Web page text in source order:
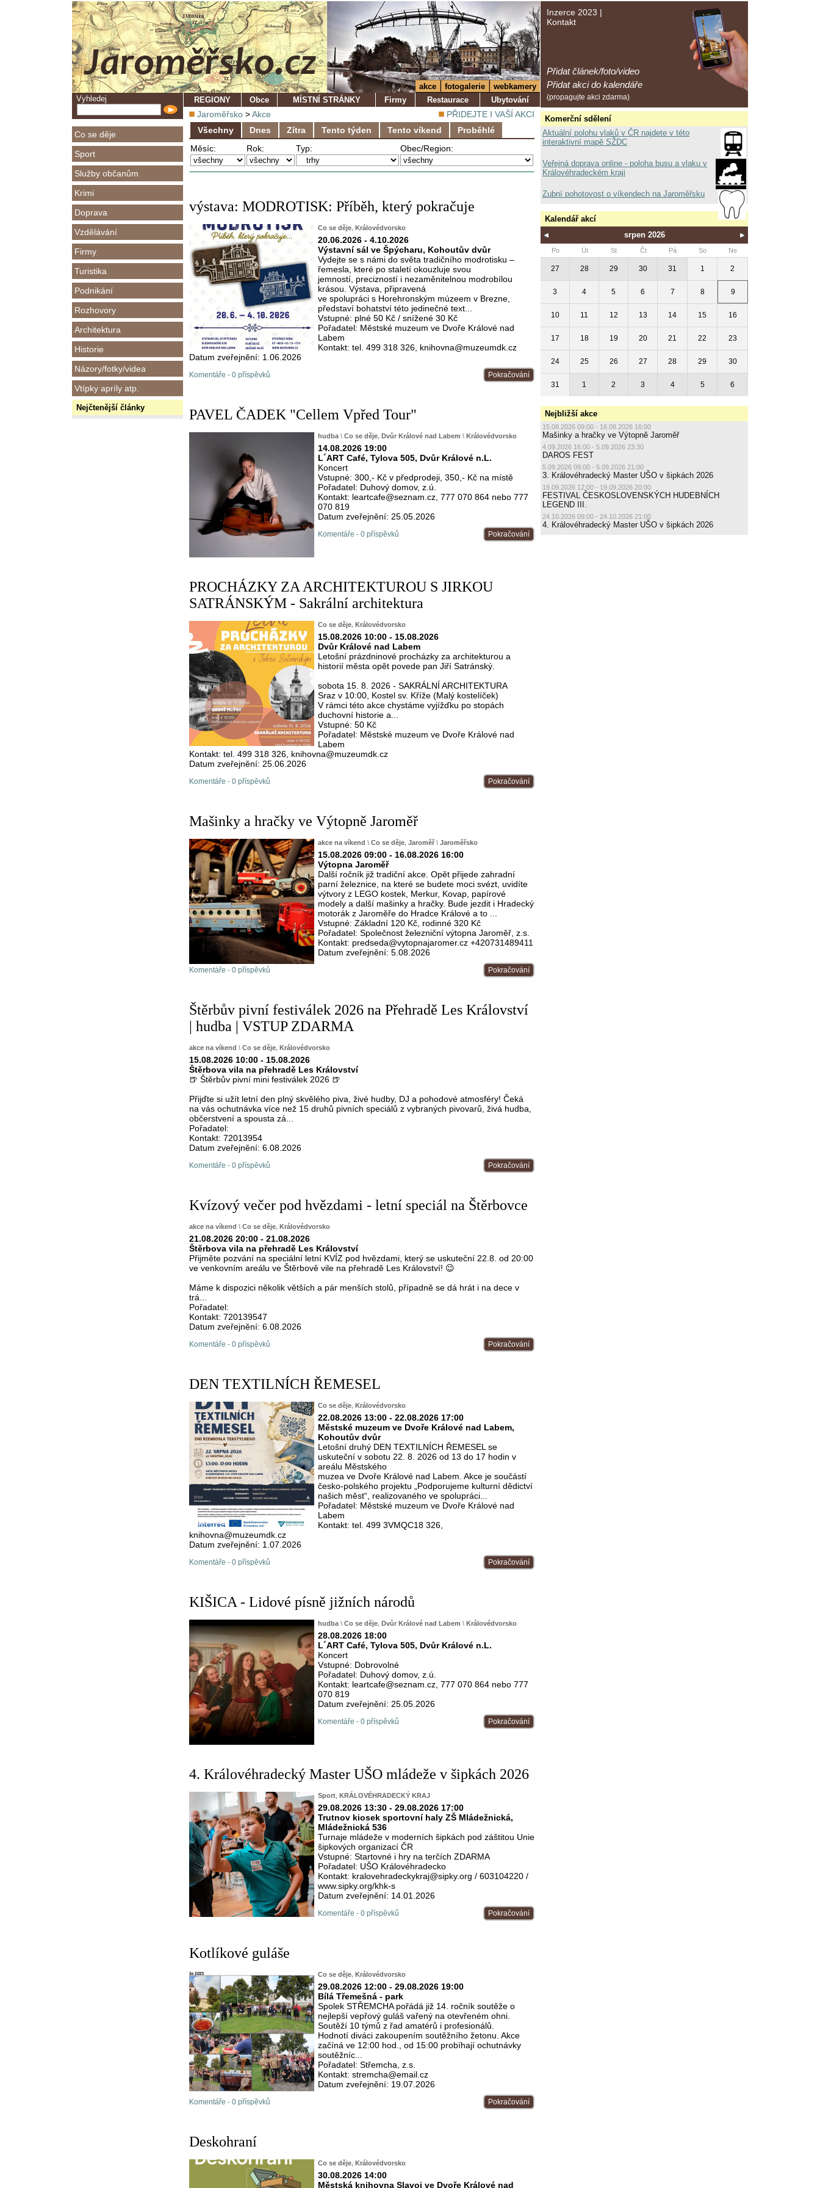
Vyhledej
Co se děje
Sport
Služby občanům
Krimi
Doprava
Vzdělávání
Firmy
Turistika
Podnikání
Rozhovory
Architektura
Historie
Názory/fotky/videa
Vtípky apríly atp.
Nejčtenější články
Inzerce 2023 |
Kontakt
Přidat článek/foto/video
Přidat akci do kalendáře
(propagujte akci zdarma)
akce fotogalerie
webkamery
REGIONY
Obce MÍSTNÍ STRÁNKY Firmy Restaurace Ubytování
Jaroměřsko >Akce
PŘIDEJTE I VAŠÍ AKCI
Všechny
Dnes Zítra Tento týden Tento víkend
Proběhlé
Měsíc:
Rok: Typ: Obec/Region:
výstava: MODROTISK: Příběh, který pokračuje
Co se děje, Královédvorsko
20.06.2026 - 4.10.2026
Výstavní sál ve Špýcharu, Kohoutův dvůr
Vydejte se s námi do světa tradičního modrotisku –
řemesla, které po staletí okouzluje svou
jemností, precizností i nezaměnitelnou modrobílou
krásou. Výstava, připravená
ve spolupráci s Horehronským múzeem v Brezne,
představí bohatství této jedinečné text...
Vstupné: plné 50 Kč / snížené 30 Kč
Pořadatel: Městské muzeum ve Dvoře Králové nad
Labem
Kontakt: tel. 499 318 326, knihovna@muzeumdk.cz
Datum zveřejnění: 1.06.2026
Pokračování
Komentáře - 0 příspěvků
PAVEL ČADEK "Cellem Vpřed Tour"
hudba \ Co se děje, Dvůr Králové nad Labem \ Královédvorsko
14.08.2026 19:00
L´ART Café, Tylova 505, Dvůr Králové n.L.
Koncert
Vstupné: 300,- Kč v předprodeji, 350,- Kč na místě
Pořadatel: Duhový domov, z.ú.
Kontakt: leartcafe@seznam.cz, 777 070 864 nebo 777
070 819
Datum zveřejnění: 25.05.2026
Pokračování
Komentáře - 0 příspěvků
PROCHÁZKY ZA ARCHITEKTUROU S JIRKOU
SATRÁNSKÝM - Sakrální architektura
Co se děje, Královédvorsko
15.08.2026 10:00 - 15.08.2026
Dvůr Králové nad Labem
Letošní prázdninové procházky za architekturou a
historií města opět povede pan Jiří Satránský.
sobota 15. 8. 2026 - SAKRÁLNÍ ARCHITEKTURA
Sraz v 10:00, Kostel sv. Kříže (Malý kostelíček)
V rámci této akce chystáme vyjížďku po stopách
duchovní historie a...
Vstupné: 50 Kč
Pořadatel: Městské muzeum ve Dvoře Králové nad
Labem
Kontakt: tel. 499 318 326, knihovna@muzeumdk.cz
Datum zveřejnění: 25.06.2026
Pokračování
Komentáře - 0 příspěvků
Mašinky a hračky ve Výtopně Jaroměř
akce na víkend \ Co se děje, Jaroměř \ Jaroměřsko
15.08.2026 09:00 - 16.08.2026 16:00
Výtopna Jaroměř
Další ročník již tradiční akce. Opět přijede zahradní
parní železnice, na které se budete moci svézt, uvidíte
výtvory z LEGO kostek, Merkur, Kovap, papírové
modely a další mašinky a hračky. Bude jezdit i Hradecký
motorák z Jaroměře do Hradce Králové a to ...
Vstupné: Základní 120 Kč, rodinné 320 Kč
Pořadatel: Společnost železniční výtopna Jaroměř, z.s.
Kontakt: predseda@vytopnajaromer.cz +420731489411
Datum zveřejnění: 5.08.2026
Pokračování
Komentáře - 0 příspěvků
Štěrbův pivní festiválek 2026 na Přehradě Les Království
| hudba | VSTUP ZDARMA
akce na víkend \ Co se děje, Královédvorsko
15.08.2026 10:00 - 15.08.2026
Štěrbova vila na přehradě Les Království
🍺 Štěrbův pivní mini festiválek 2026 🍺
Přijďte si užít letní den plný skvělého piva, živé hudby, DJ a pohodové atmosféry! Čeká
na vás ochutnávka více než 15 druhů pivních speciálů z vybraných pivovarů, živá hudba,
občerstvení a spousta zá...
Pořadatel:
Kontakt: 72013954
Datum zveřejnění: 6.08.2026
Pokračování
Komentáře - 0 příspěvků
Kvízový večer pod hvězdami - letní speciál na Štěrbovce
akce na víkend \ Co se děje, Královédvorsko
21.08.2026 20:00 - 21.08.2026
Štěrbova vila na přehradě Les Království
Přijměte pozvání na speciální letní KVÍZ pod hvězdami, který se uskuteční 22.8. od 20:00
ve venkovním areálu ve Štěrbově vile na přehradě Les Království! 😉
Máme k dispozici několik větších a pár menších stolů, případně se dá hrát i na dece v
trá...
Pořadatel:
Kontakt: 720139547
Datum zveřejnění: 6.08.2026
Pokračování
Komentáře - 0 příspěvků
DEN TEXTILNÍCH ŘEMESEL
Co se děje, Královédvorsko
22.08.2026 13:00 - 22.08.2026 17:00
Městské muzeum ve Dvoře Králové nad Labem,
Kohoutův dvůr
Letošní druhý DEN TEXTILNÍCH ŘEMESEL se
uskuteční v sobotu 22. 8. 2026 od 13 do 17 hodin v
areálu Městského
muzea ve Dvoře Králové nad Labem. Akce je součástí
česko-polského projektu „Podporujeme kulturní dědictví
našich měst“, realizovaného ve spolupráci...
Pořadatel: Městské muzeum ve Dvoře Králové nad
Labem
Kontakt: tel. 499 3VMQC18 326,
knihovna@muzeumdk.cz
Datum zveřejnění: 1.07.2026
Pokračování
Komentáře - 0 příspěvků
KIŠICA - Lidové písně jižních národů
hudba \ Co se děje, Dvůr Králové nad Labem \ Královédvorsko
28.08.2026 18:00
L´ART Café, Tylova 505, Dvůr Králové n.L.
Koncert
Vstupné: Dobrovolné
Pořadatel: Duhový domov, z.ú.
Kontakt: leartcafe@seznam.cz, 777 070 864 nebo 777
070 819
Datum zveřejnění: 25.05.2026
Pokračování
Komentáře - 0 příspěvků
4. Královéhradecký Master UŠO mládeže v šipkách 2026
Sport, KRÁLOVÉHRADECKÝ KRAJ
29.08.2026 13:30 - 29.08.2026 17:00
Trutnov kiosek sportovní haly ZŠ Mládežnická,
Mládežnická 536
Turnaje mládeže v moderních šipkách pod záštitou Unie
šipkových organizací ČR
Vstupné: Startovné i hry na terčích ZDARMA
Pořadatel: UŠO Královéhradecko
Kontakt: kralovehradeckykraj@sipky.org / 603104220 /
www.sipky.org/khk-s
Datum zveřejnění: 14.01.2026
Pokračování
Komentáře - 0 příspěvků
Kotlíkové guláše
Co se děje, Královédvorsko
29.08.2026 12:00 - 29.08.2026 19:00
Bílá Třemešná - park
Spolek STŘEMCHA pořádá již 14. ročník soutěže o
nejlepší vepřový guláš vařený na otevřeném ohni.
Soutěží 10 týmů z řad amatérů i profesionálů.
Hodnotí diváci zakoupením soutěžního žetonu. Akce
začíná ve 12:00 hod., od 15:00 probíhají ochutnávky
soutěžníc...
Pořadatel: Střemcha, z.s.
Kontakt: stremcha@email.cz
Datum zveřejnění: 19.07.2026
Pokračování
Komentáře - 0 příspěvků
Deskohraní
Co se děje, Královédvorsko
30.08.2026 14:00
Městská knihovna Slavoj ve Dvoře Králové nad
Komerční sdělení
Aktuální polohu vlaků v ČR najdete v této
interaktivní mapě SŽDC
Veřejná doprava online - poloha busu a vlaku v
Královéhradeckém kraji
Zubní pohotovost o víkendech na Jaroměřsku
Kalendář akcí
srpen 2026
Po Út St Čt Pá So Ne
27 28 29 30 31 1 2
3 4 5 6 7 8 9
10 11 12 13 14 15 16
17 18 19 20 21 22 23
24 25 26 27 28 29 30
31 1 2 3 4 5 6
Nejbližší akce
15.08.2026 09:00 - 16.08.2026 16:00
Mašinky a hračky ve Výtopně Jaroměř
4.09.2026 16:00 - 5.09.2026 23:30
DAROS FEST
5.09.2026 09:00 - 5.09.2026 21:00
3. Královéhradecký Master UŠO v šipkách 2026
19.09.2026 12:00 - 19.09.2026 20:00
FESTIVAL ČESKOSLOVENSKÝCH HUDEBNÍCH
LEGEND III.
24.10.2026 09:00 - 24.10.2026 21:00
4. Královéhradecký Master UŠO v šipkách 2026